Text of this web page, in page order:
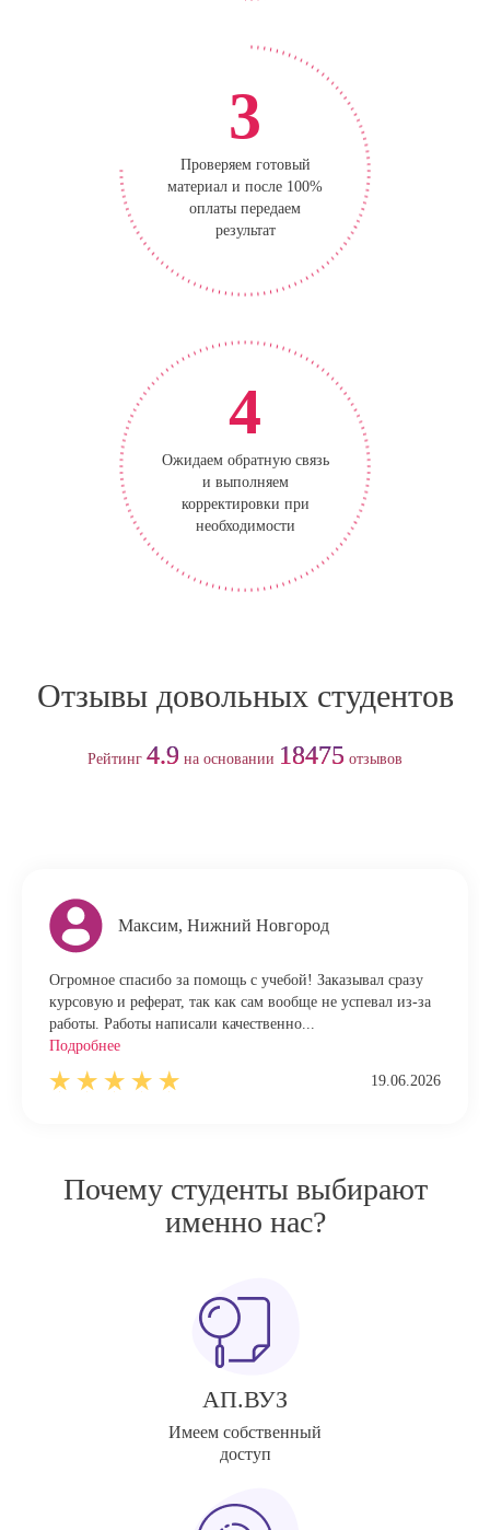
3
Проверяем готовый
материал и после 100%
оплаты передаем
результат
4
Ожидаем обратную связь
и выполняем
корректировки при
необходимости
Отзывы довольных студентов
Рейтинг 4.9 на основании 18475 отзывов
Максим, Нижний Новгород
Огромное спасибо за помощь с учебой! Заказывал сразу
курсовую и реферат, так как сам вообще не успевал из-за
работы. Работы написали качественно...
Подробнее
19.06.2026
Почему студенты выбирают
именно нас?
АП.ВУЗ
Имеем собственный
доступ